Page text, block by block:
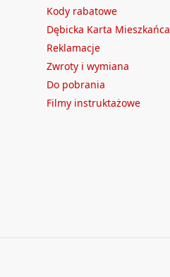
Kody rabatowe
Dębicka Karta Mieszkańca
Reklamacje
Zwroty i wymiana
Do pobrania
Filmy instruktażowe